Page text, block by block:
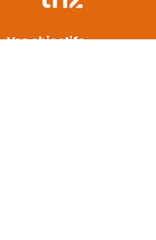
Vos objectifs